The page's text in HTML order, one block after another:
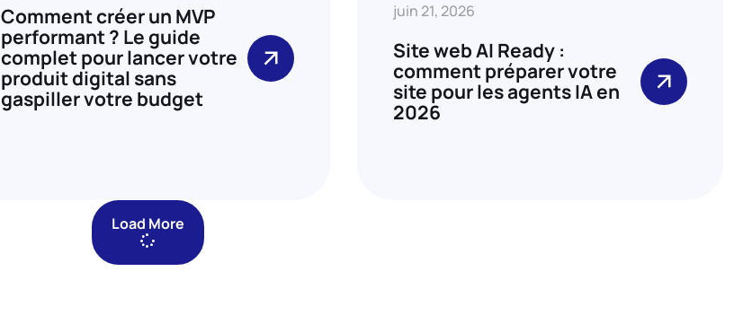
Comment créer un MVP
performant ? Le guide
complet pour lancer votre
produit digital sans
gaspiller votre budget
juin 21, 2026
Site web AI Ready :
comment préparer votre
site pour les agents IA en
2026
Load More